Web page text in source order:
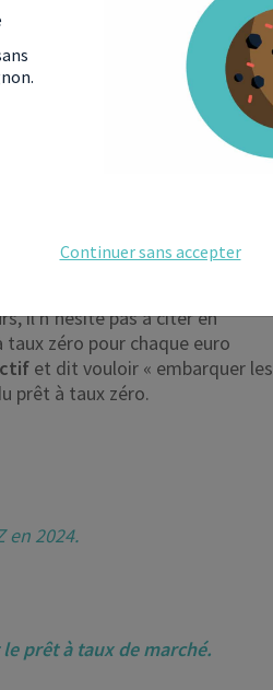
DE SE
des
efforts financiers
PTZ. S’il insiste sur la part
prêt à taux zéro de voir le
il n’hésite pas à citer en
zéro pour chaque euro
et dit vouloir « embarquer les
prêt à taux zéro.
en 2024.
prêt à taux de marché.
Continuer sans accepter